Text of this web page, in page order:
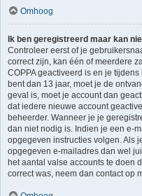
Omhoog
Ik ben geregistreerd maar kan
Controleer eerst of je
correct zijn, kan één of meerdere
COPPA geactiveerd is en je
bent dan 13 jaar, moet je de
geval is, moet je account dan
dat iedere nieuwe account
beheerder. Wanneer je je
dan niet nodig is. Indien je een e-
opgegeven instructies volgen. Als
opgegeven e-mailadres dan wel
het aantal valse accounts te doen
correct was, neem dan contact op